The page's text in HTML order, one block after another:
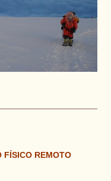
FÍSICO REMOTO